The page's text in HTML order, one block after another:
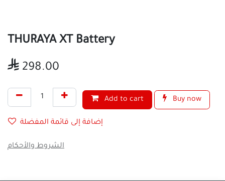
THURAYA XT Battery
 298.00
Add to cart Buy now
إضافة إلى قائمة المفضلة
الشروط والأحكام